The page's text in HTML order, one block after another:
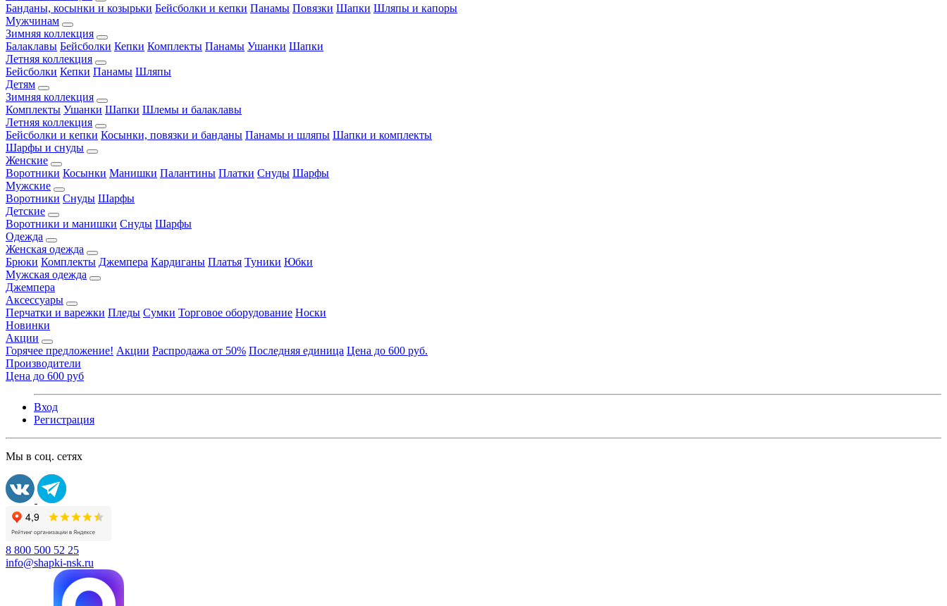
Банданы, косынки и козырьки Бейсболки и кепки Панамы Повязки Шапки Шляпы и капоры
Мужчинам
Зимняя коллекция
Балаклавы Бейсболки Кепки Комплекты Панамы Ушанки Шапки
Летняя коллекция
Бейсболки Кепки Панамы Шляпы
Детям
Зимняя коллекция
Комплекты Ушанки Шапки Шлемы и балаклавы
Летняя коллекция
Бейсболки и кепки Косынки, повязки и банданы Панамы и шляпы Шапки и комплекты
Шарфы и снуды
Женские
Воротники Косынки Манишки Палантины Платки Снуды Шарфы
Мужские
Воротники Снуды Шарфы
Детские
Воротники и манишки Снуды Шарфы
Одежда
Женская одежда
Брюки Комплекты Джемпера Кардиганы Платья Туники Юбки
Мужская одежда
Джемпера
Аксессуары
Перчатки и варежки Пледы Сумки Торговое оборудование Носки
Новинки
Акции
Горячее предложение! Акции Распродажа от 50% Последняя единица Цена до 600 руб.
Производители
Цена до 600 руб
Вход
Регистрация
Мы в соц. сетях
8 800 500 52 25
info@shapki-nsk.ru